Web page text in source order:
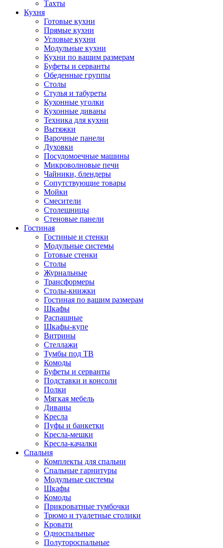
Тахты
Кухня
Готовые кухни
Прямые кухни
Угловые кухни
Модульные кухни
Кухни по вашим размерам
Буфеты и серванты
Обеденные группы
Столы
Стулья и табуреты
Кухонные уголки
Кухонные диваны
Техника для кухни
Вытяжки
Варочные панели
Духовки
Посудомоечные машины
Микроволновые печи
Чайники, блендеры
Сопутствующие товары
Мойки
Смесители
Столешницы
Стеновые панели
Гостиная
Гостиные и стенки
Модульные системы
Готовые стенки
Столы
Журнальные
Трансформеры
Столы-книжки
Гостиная по вашим размерам
Шкафы
Распашные
Шкафы-купе
Витрины
Стеллажи
Тумбы под ТВ
Комоды
Буфеты и серванты
Подставки и консоли
Полки
Мягкая мебель
Диваны
Кресла
Пуфы и банкетки
Кресла-мешки
Кресла-качалки
Спальня
Комплекты для спальни
Спальные гарнитуры
Модульные системы
Шкафы
Комоды
Прикроватные тумбочки
Трюмо и туалетные столики
Кровати
Односпальные
Полутороспальные